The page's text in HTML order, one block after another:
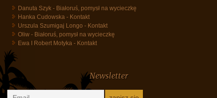
Najnowsze komentarze
Danuta Szyk-Białoruś, pomysł na wycieczkę
Ewa I Robert Motyka
Kontakt